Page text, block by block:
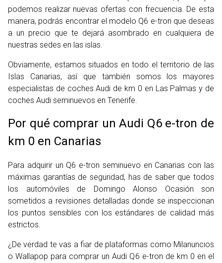
podemos realizar nuevas ofertas con frecuencia. De esta
manera, podrás encontrar el modelo Q6 e-tron que deseas
a un precio que te dejará asombrado en cualquiera de
nuestras sedes en las islas.
Obviamente, estamos situados en todo el territorio de las
Islas Canarias, así que también somos los mayores
especialistas de coches Audi de km 0 en Las Palmas y de
coches Audi seminuevos en Tenerife.
Por qué comprar un Audi Q6 e-tron de
km 0 en Canarias
Para adquirir un Q6 e-tron seminuevo en Canarias con las
máximas garantías de seguridad, has de saber que todos
los automóviles de Domingo Alonso Ocasión son
sometidos a revisiones detalladas donde se inspeccionan
los puntos sensibles con los estándares de calidad más
estrictos.
¿De verdad te vas a fiar de plataformas como Milanuncios
o Wallapop para comprar un Audi Q6 e-tron de km 0 en el